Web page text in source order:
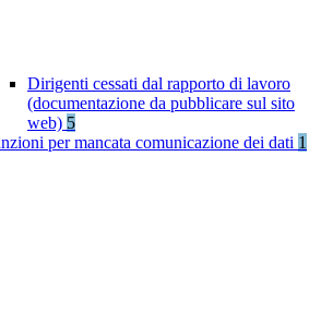
Dirigenti cessati dal rapporto di lavoro
(documentazione da pubblicare sul sito
web) 5
per mancata comunicazione dei dati 1